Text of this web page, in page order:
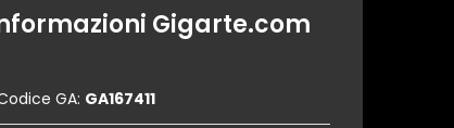
Gigarte.com
GA: GA167411